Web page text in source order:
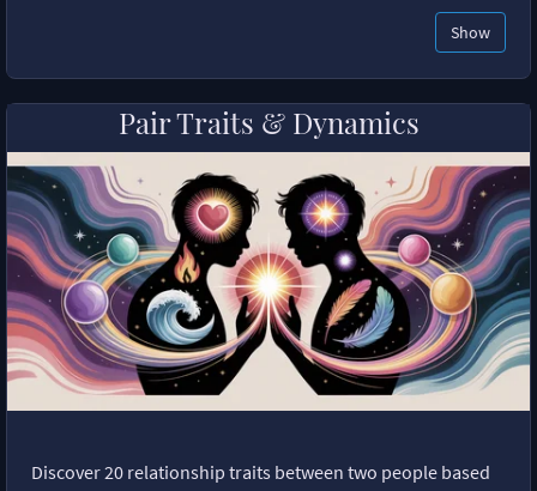
Show
Pair Traits & Dynamics
Discover 20 relationship traits between two people based